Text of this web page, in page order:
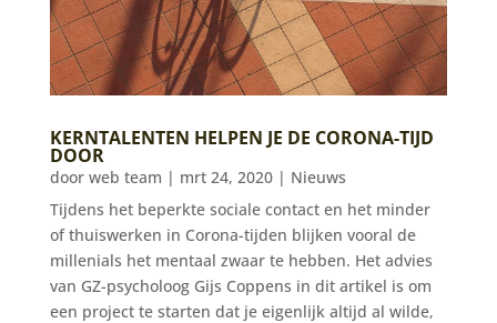
KERNTALENTEN HELPEN JE DE CORONA-TIJD
DOOR
door web team | mrt 24, 2020| Nieuws
Tijdens het beperkte sociale contact en het minder
of thuiswerken in Corona-tijden blijken vooral de
millenials het mentaal zwaar te hebben. Het advies
van GZ-psycholoog Gijs Coppens in dit artikel is om
een project te starten dat je eigenlijk altijd al wilde,